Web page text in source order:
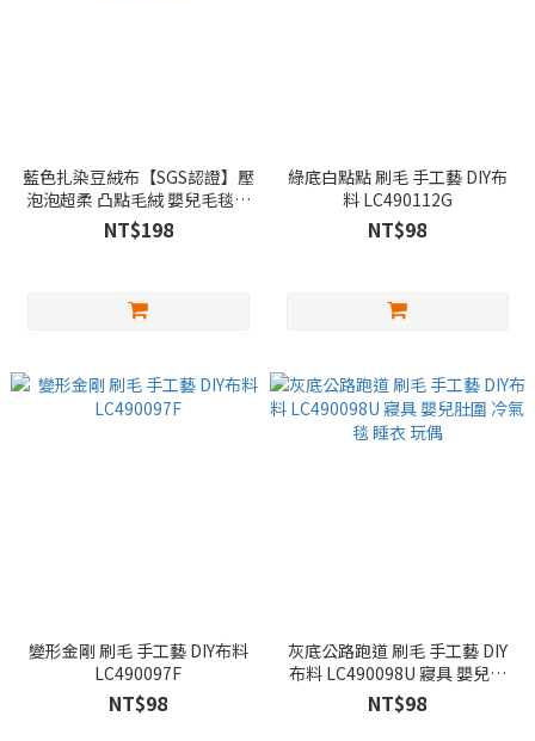
藍色扎染豆絨布【SGS認證】壓
泡泡超柔 凸點毛絨 嬰兒毛毯肚
圍背心 冷氣毯 睡衣睡袍 玩偶
LC990010I
NT$198
綠底白點點 刷毛 手工藝 DIY布
料 LC490112G
NT$98
變形金剛 刷毛 手工藝 DIY布料
LC490097F
NT$98
灰底公路跑道 刷毛 手工藝 DIY
布料 LC490098U 寢具 嬰兒肚
圍 冷氣毯 睡衣 玩偶
NT$98